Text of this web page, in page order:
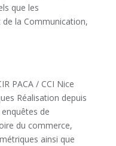
que les
la Communication,
PACA / CCI Nice
Réalisation depuis
de
du commerce,
ainsi que